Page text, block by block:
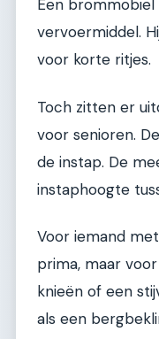
Een
vervoermiddel.
voor korte ritjes.
Toch zitten er
voor senioren.
de instap. De
instaphoogte
Voor iemand
prima, maar
knieën of een
als een